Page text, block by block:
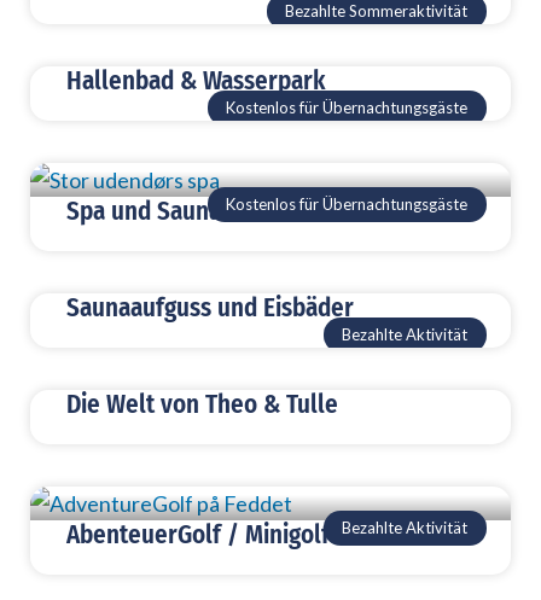
Bezahlte Sommeraktivität
Kostenlos für Übernachtungsgäste
Hallenbad & Wasserpark
Kostenlos für Übernachtungsgäste
Spa und Sauna im Freien
Bezahlte Aktivität
Saunaaufguss und Eisbäder
Die Welt von Theo & Tulle
Bezahlte Aktivität
AbenteuerGolf / Minigolf